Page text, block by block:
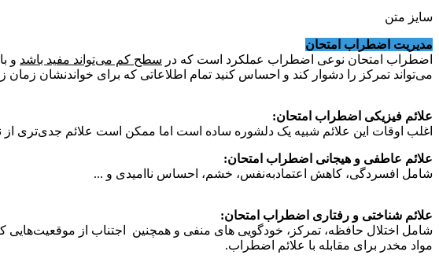
سایز متن
مدیریت اضطراب امتحان
اضطراب امتحان نوعی اضطراب عملکرد است که در سطح کم می‌تواند مفید باشد و
می‌تواند تمرکز را دشوار کند و احساس کنید تمام اطلاعاتی که برای خواندنشان
علائم فیزیکی اضطراب امتحان:
اغلب اوقات این علائم شبیه یک دلشوره ساده است اما ممکن است علائم جدی‌تری
علائم عاطفی و هیجانی اضطراب امتحان:
شامل افسردگی، کاهش اعتمادبه‌نفس، خشم، احساس ناامیدی و ...
علائم شناختی و رفتاری اضطراب امتحان:
شامل اختلال حافظه، تمرکز، خودگویی های منفی و همچنین اجتناب از
مواد مخدر برای مقابله با علائم اضطراب.